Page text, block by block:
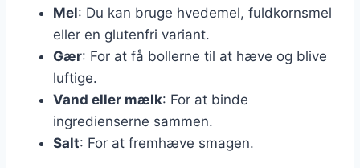
Mel: Du kan bruge hvedemel, fuldkornsmel
eller en glutenfri variant.
Gær: For at få bollerne til at hæve og blive
luftige.
Vand eller mælk: For at binde
ingredienserne sammen.
Salt: For at fremhæve smagen.